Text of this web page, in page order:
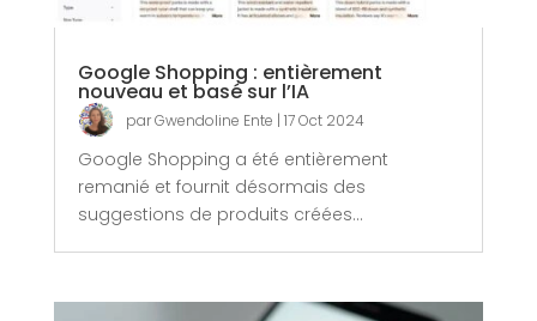
Google Shopping : entièrement
nouveau et basé sur l’IA
parGwendoline Ente | 17 Oct 2024
Google Shopping a été entièrement
remanié et fournit désormais des
suggestions de produits créées...